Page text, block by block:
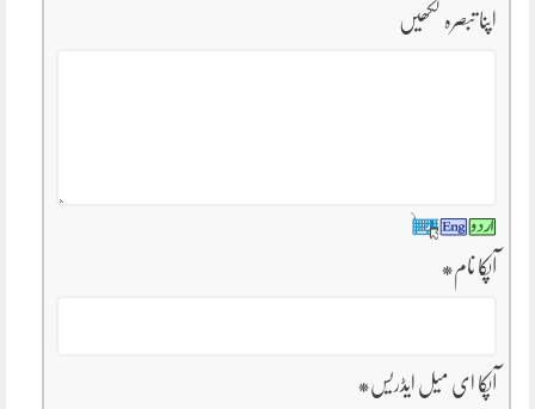
اپنا تبصرہ لکھیں
آپکا نام*
آپکا ای میل ایڈریس*